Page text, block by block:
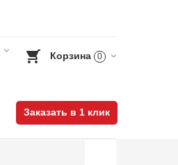
Корзина 0
Заказать в 1 клик